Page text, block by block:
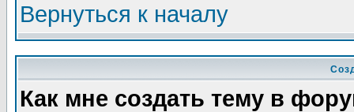
Вернуться к началу
Как мне создать тему в